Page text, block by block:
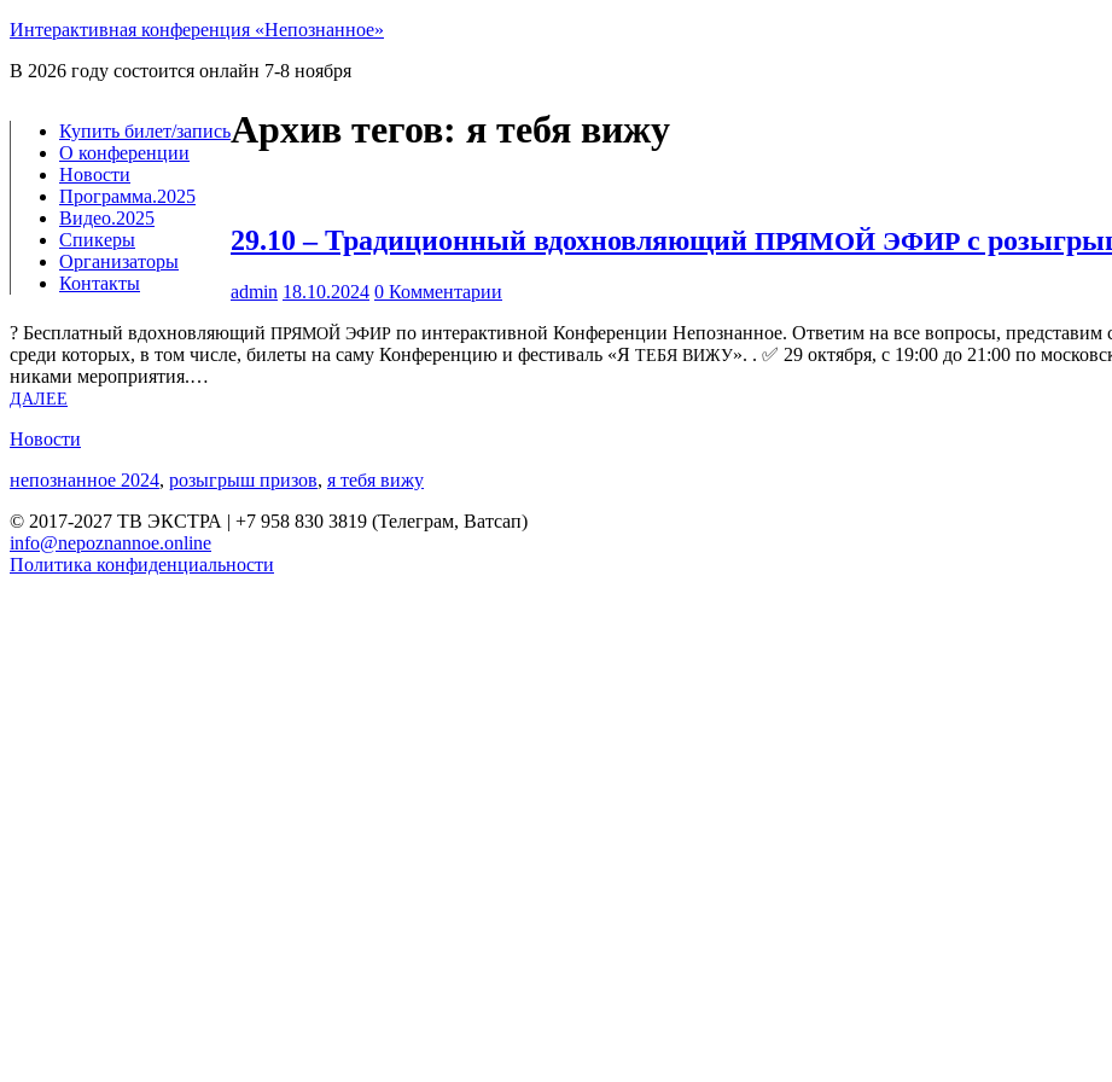
Интерактивная конференция «Непознанное»
В 2026 году состоится онлайн 7-8 ноября
Купить билет/​запись
О конференции
Новости
Программа.2025
Видео.2025
Спикеры
Организаторы
Контакты
Архив тегов: я тебя вижу
29.10 – Традиционный вдохновляющий ПРЯМОЙ ЭФИР с
admin 18.10.2024 0 Комментарии
? Бес­плат­ный вдох­нов­ля­ю­щий ПРЯ­МОЙ ЭФИР по интер­ак­тив­ной Кон­фе­рен­ции Непо­знан­ное. Отве­тим на все вопро­сы, пред­ста­вим
сре­ди кото­рых, в том чис­ле, биле­ты на саму Кон­фе­рен­цию и фести­валь «Я ТЕБЯ ВИЖУ». . ✅ 29 октяб­ря, с 19:00 до 21:00 по
ни­ка­ми меро­при­я­тия.…
ДАЛЕЕ
Новости
непознанное 2024, розыгрыш призов, я тебя вижу
© 2017-2027 ТВ ЭКСТРА | +7 958 830 3819 (Телеграм, Ватсап)
info@nepoznannoe.online
Политика конфиденциальности